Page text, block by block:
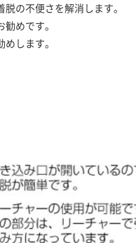
の不便さを解消します。
めです。
します。